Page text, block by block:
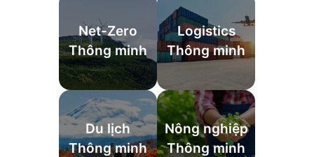
Net-Zero
Thông minh
Logistics
Thông minh
Du lịch
Thông minh
Nông nghiệp
Thông minh